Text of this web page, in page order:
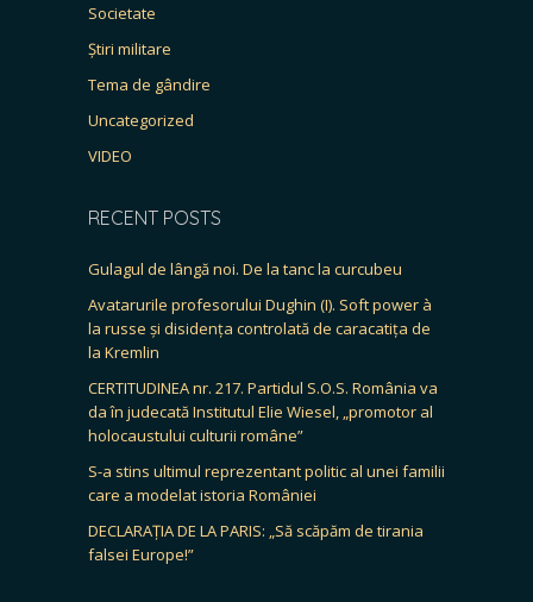
Societate
Știri militare
Tema de gândire
Uncategorized
VIDEO
RECENT POSTS
Gulagul de lângă noi. De la tanc la curcubeu
Avatarurile profesorului Dughin (I). Soft power à
la russe și disidența controlată de caracatița de
la Kremlin
CERTITUDINEA nr. 217. Partidul S.O.S. România va
da în judecată Institutul Elie Wiesel, „promotor al
holocaustului culturii române”
S-a stins ultimul reprezentant politic al unei familii
care a modelat istoria României
DECLARAȚIA DE LA PARIS: „Să scăpăm de tirania
falsei Europe!”